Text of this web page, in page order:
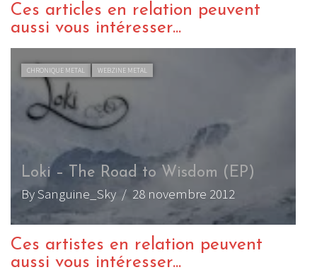
Ces articles en relation peuvent
aussi vous intéresser...
CHRONIQUE METAL WEBZINE METAL
Loki – The Road to Wisdom (EP)
By Sanguine_Sky / 28 novembre 2012
Ces artistes en relation peuvent
aussi vous intéresser...